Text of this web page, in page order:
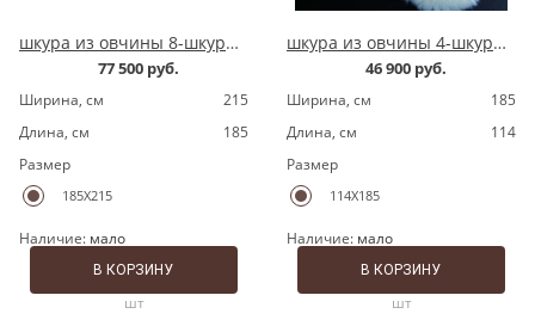
шкура из овчины 8-шкурная LWPQ180 ivory
77 500 руб.
Ширина, cм
215
Длина, cм
185
Размер
185X215
Наличие: мало
шт
В КОРЗИНУ
шкура из овчины 4-шкурная LWPQ180 ivory
46 900 руб.
Ширина, cм
185
Длина, cм
114
Размер
114X185
Наличие: мало
шт
В КОРЗИНУ